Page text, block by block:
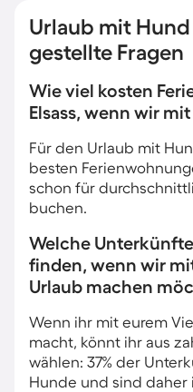
Urlaub mit Hund
gestellte Fragen
Wie viel kosten
Elsass, wenn wir
Für den Urlaub mit
besten
schon für
buchen.
Welche
finden, wenn wir
Urlaub machen
Wenn ihr mit eurem
macht, könnt ihr aus
wählen: 37% der
Hunde und sind daher